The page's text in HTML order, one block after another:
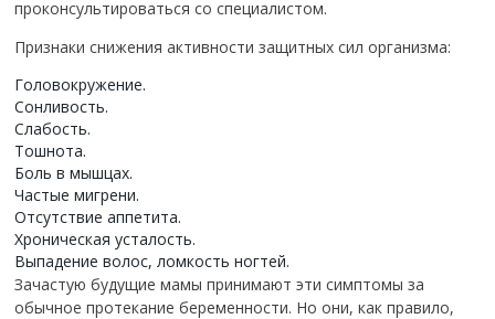
проконсультироваться со специалистом.
Признаки снижения активности защитных сил организма:
Головокружение.
Сонливость.
Слабость.
Тошнота.
Боль в мышцах.
Частые мигрени.
Отсутствие аппетита.
Хроническая усталость.
Выпадение волос, ломкость ногтей.
Зачастую будущие мамы принимают эти симптомы за
обычное протекание беременности. Но они, как правило,